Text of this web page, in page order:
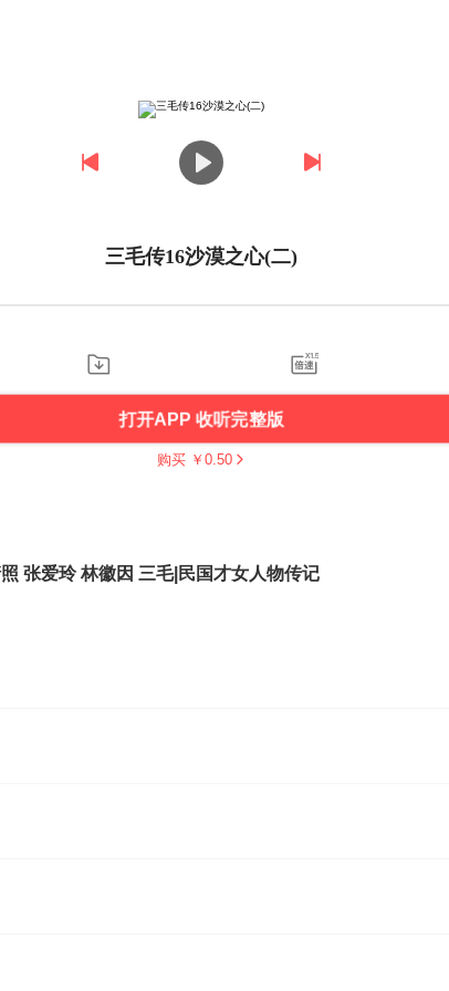
三毛传16沙漠之心(二)
打开APP 收听完整版
购买 ￥ 0.50
张爱玲 林徽因 三毛|民国才女人物传记